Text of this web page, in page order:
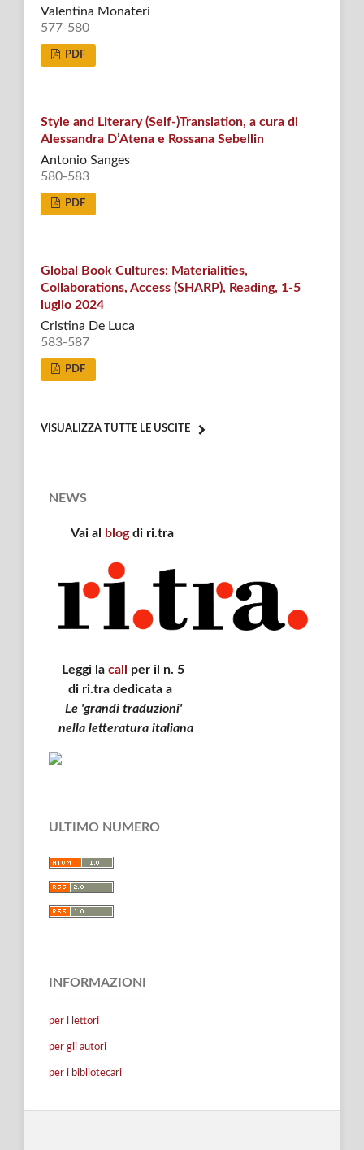
Valentina Monateri
577-580
PDF
Style and Literary (Self-)Translation, a cura di
Alessandra D’Atena e Rossana Sebellin
Antonio Sanges
580-583
PDF
Global Book Cultures: Materialities,
Collaborations, Access (SHARP), Reading, 1-5
luglio 2024
Cristina De Luca
583-587
PDF
VISUALIZZA TUTTE LE USCITE
NEWS
Vai al blogdi ri.tra
Leggi la call
per il n. 5
di ri.tra dedicata a
Le 'grandi traduzioni'
nella letteratura italiana
ULTIMO NUMERO
INFORMAZIONI
per i lettori
per gli autori
per i bibliotecari